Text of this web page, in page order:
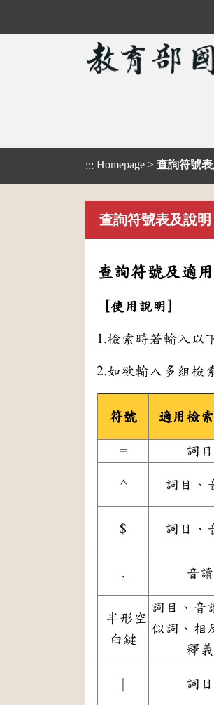
::: Homepage > 查詢符號
查詢符號表及說明
查詢符號及適
［使用說明］
1.檢索時若輸入以
2.如欲輸入多組檢
符號 適用檢
= 詞目
^ 詞目、
$ 詞目、
, 音讀
半形空
白鍵
詞目、音
似詞、相
釋義
詞目